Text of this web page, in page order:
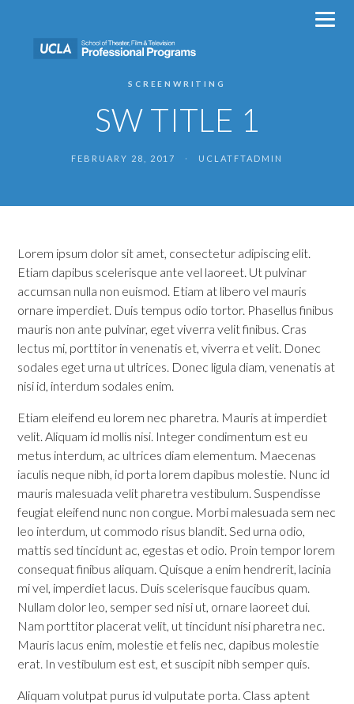
content
SCREENWRITING
SW TITLE 1
FEBRUARY 28, 2017 · UCLATFTADMIN
Lorem ipsum dolor sit amet, consectetur adipiscing elit.
Etiam dapibus scelerisque ante vel laoreet. Ut pulvinar
accumsan nulla non euismod. Etiam at libero vel mauris
ornare imperdiet. Duis tempus odio tortor. Phasellus finibus
mauris non ante pulvinar, eget viverra velit finibus. Cras
lectus mi, porttitor in venenatis et, viverra et velit. Donec
sodales eget urna ut ultrices. Donec ligula diam, venenatis at
nisi id, interdum sodales enim.
Etiam eleifend eu lorem nec pharetra. Mauris at imperdiet
velit. Aliquam id mollis nisi. Integer condimentum est eu
metus interdum, ac ultrices diam elementum. Maecenas
iaculis neque nibh, id porta lorem dapibus molestie. Nunc id
mauris malesuada velit pharetra vestibulum. Suspendisse
feugiat eleifend nunc non congue. Morbi malesuada sem nec
leo interdum, ut commodo risus blandit. Sed urna odio,
mattis sed tincidunt ac, egestas et odio. Proin tempor lorem
consequat finibus aliquam. Quisque a enim hendrerit, lacinia
mi vel, imperdiet lacus. Duis scelerisque faucibus quam.
Nullam dolor leo, semper sed nisi ut, ornare laoreet dui.
Nam porttitor placerat velit, ut tincidunt nisi pharetra nec.
Mauris lacus enim, molestie et felis nec, dapibus molestie
erat. In vestibulum est est, et suscipit nibh semper quis.
Aliquam volutpat purus id vulputate porta. Class aptent